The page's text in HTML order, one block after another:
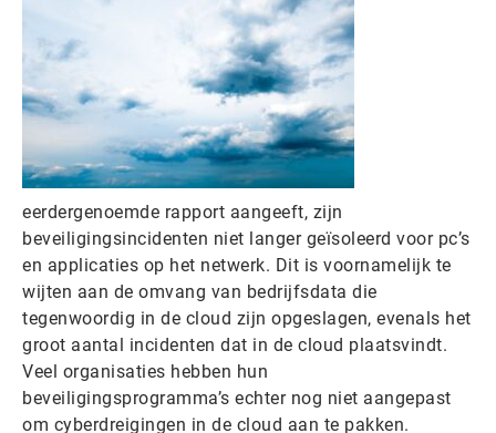
eerdergenoemde rapport aangeeft, zijn
beveiligingsincidenten niet langer geïsoleerd voor pc’s
en applicaties op het netwerk. Dit is voornamelijk te
wijten aan de omvang van bedrijfsdata die
tegenwoordig in de cloud zijn opgeslagen, evenals het
groot aantal incidenten dat in de cloud plaatsvindt.
Veel organisaties hebben hun
beveiligingsprogramma’s echter nog niet aangepast
om cyberdreigingen in de cloud aan te pakken.